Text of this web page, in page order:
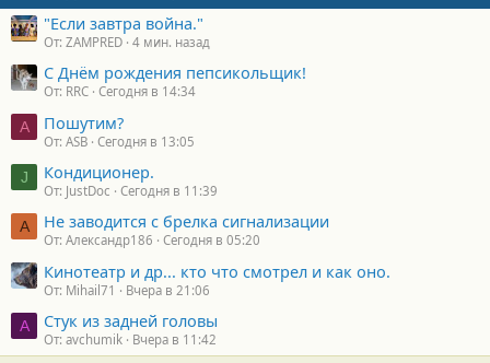
антифриз - не трогайте!
:
"Если завтра война."
От: ZAMPRED 4 мин. назад
С Днём рождения пепсикольщик!
От: RRC Сегодня в 14:34
A Пошутим?
От: ASB Сегодня в 13:05
J Кондиционер.
От: JustDoc Сегодня в 11:39
А Не заводится с брелка сигнализации
От: Александр186 Сегодня в 05:20
Кинотеатр и др... кто что смотрел и как оно.
От: Mihail71 Вчера в 21:06
A Стук из задней головы
От: avchumik Вчера в 11:42